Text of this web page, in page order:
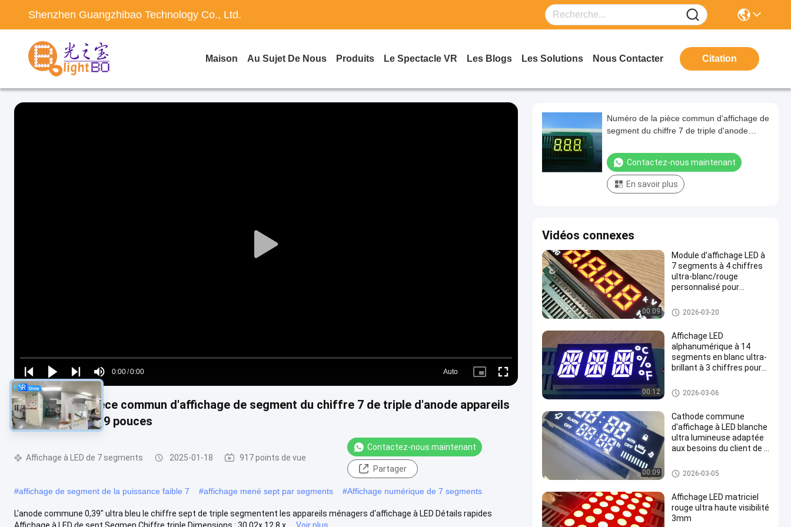
Shenzhen Guangzhibao Technology Co., Ltd.
Maison Au Sujet De Nous Produits Le Spectacle VR Les Blogs Les Solutions Nous Contacter Citation
Play
Play
next
Play
Play
next
Mute
Time
0:00/0:00
Loaded:
0%
Auto
Picture- Fullscreen
Numéro de la pièce commun d'affichage de segment du chiffre 7 de triple d'anode appareils
ménagers de 0,39 pouces
Affichage à LED de 7 segments 2025-01-18 917 points de vue
Contactez-nous maintenant
Partager
#affichage de segment de la puissance faible 7 #affichage mené sept par segments #Affichage numérique de 7 segments
L'anode commune 0,39" ultra bleu le chiffre sept de triple segmentent les appareils ménagers d'affichage à LED Détails rapides
Affichage à LED de sept Segmen Chiffre triple Dimensions : 30.02x 12,8 x ...
Voir plus
Numéro de la pièce commun d'affichage de
segment du chiffre 7 de triple d'anode
Contactez-nous maintenant
En savoir plus
Vidéos connexes
00:09
Module d'affichage LED à
7 segments à 4 chiffres
ultra-blanc/rouge
personnalisé pour
électriques (anode
commune)
Affichage à LED de 7 segment
s
2026-03-20
00:12
Affichage LED
alphanumérique à 14
segments en blanc ultra-
brillant à 3 chiffres pour
Affichage à LED de 7 segment
s
2026-03-06
00:09
Cathode commune
d'affichage à LED blanche
ultra lumineuse adaptée
aux besoins du client de 7
contrôleur de cuisinière à
gaz
Affichage à LED de 7 segment
s
2026-03-05
Affichage LED matriciel
rouge ultra haute visibilité
3mm